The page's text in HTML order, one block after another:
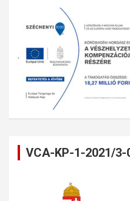
VCA-KP-1-2021/3-